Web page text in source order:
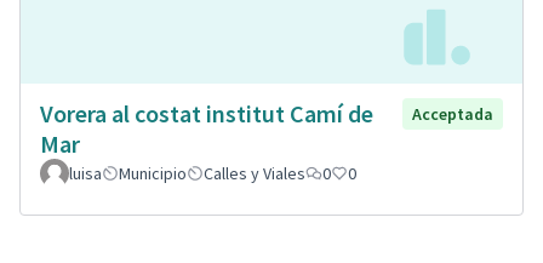
Vorera al costat institut Camí de
Mar
Acceptada
luisa Municipio Calles y Viales 0 0